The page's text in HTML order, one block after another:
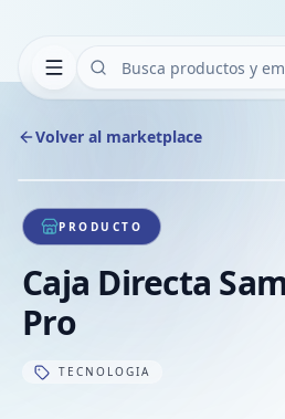
Volver al marketplace
1/1
PRODUCTO
Caja Directa
Pro
TECNOLOGIA